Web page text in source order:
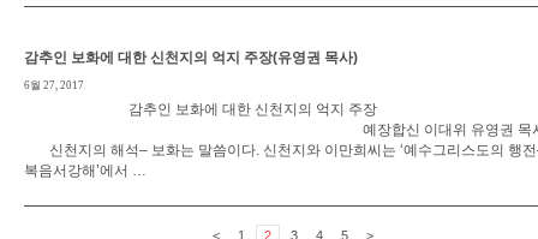
감추인 보화에 대한 신천지의 억지 주장(유영권 목사)
6월 27, 2017
감추인 보화에 대한 신천지의 억지 주장
예장합신 이대위 유영권 목
신천지의 해석– 보화는 말씀이다. 신천지와 이만희씨는 ‘예수그리스도의 행
복음서강해’에서 …
< 1 2 3 4 5 >